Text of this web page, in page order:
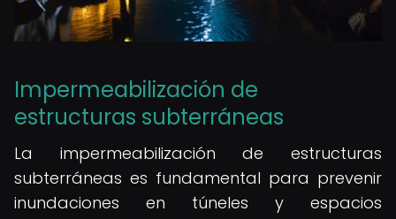
Impermeabilización de
estructuras subterráneas
La impermeabilización de estructuras
subterráneas es fundamental para prevenir
inundaciones en túneles y espacios